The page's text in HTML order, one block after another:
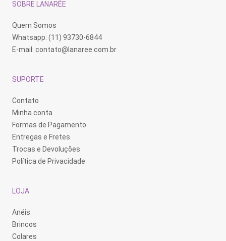
SOBRE LANARÉE
Quem Somos
Whatsapp: (11) 93730-6844
E-mail: contato@lanaree.com.br
SUPORTE
Contato
Minha conta
Formas de Pagamento
Entregas e Fretes
Trocas e Devoluções
Política de Privacidade
LOJA
Anéis
Brincos
Colares